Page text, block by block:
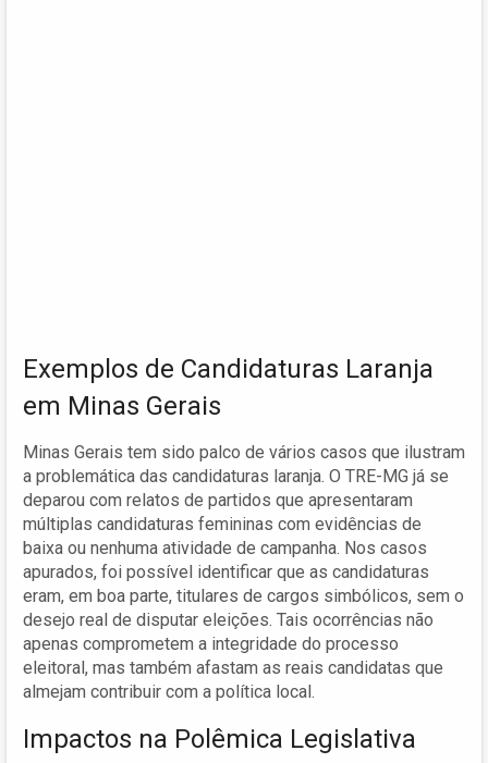
Exemplos de Candidaturas Laranja
em Minas Gerais
Minas Gerais tem sido palco de vários casos que ilustram
a problemática das candidaturas laranja. O TRE-MG já se
deparou com relatos de partidos que apresentaram
múltiplas candidaturas femininas com evidências de
baixa ou nenhuma atividade de campanha. Nos casos
apurados, foi possível identificar que as candidaturas
eram, em boa parte, titulares de cargos simbólicos, sem o
desejo real de disputar eleições. Tais ocorrências não
apenas comprometem a integridade do processo
eleitoral, mas também afastam as reais candidatas que
almejam contribuir com a política local.
Impactos na Polêmica Legislativa